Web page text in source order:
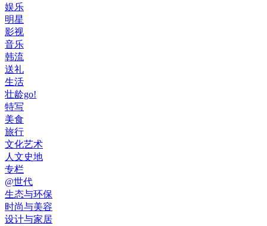
娱乐
明星
影视
音乐
韩流
送礼
生活
壮龄go!
特写
美食
旅行
文化艺术
人文史地
专栏
@世代
生态与环保
时尚与美容
设计与家居